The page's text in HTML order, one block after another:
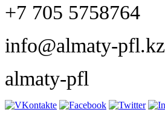
+7 705 5758764
info@almaty-pfl.kz
almaty-pfl